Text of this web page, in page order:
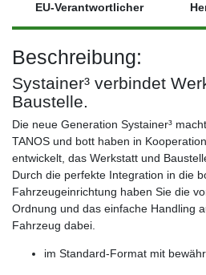
EU-Verantwortlicher
Beschreibung:
Systainer³ verbindet
Baustelle.
Die neue Generation Systainer³
TANOS und bott haben in
entwickelt, das Werkstatt und
Durch die perfekte Integration in die
Fahrzeugeinrichtung haben Sie die
Ordnung und das einfache Handling
Fahrzeug dabei.
im Standard-Format mit